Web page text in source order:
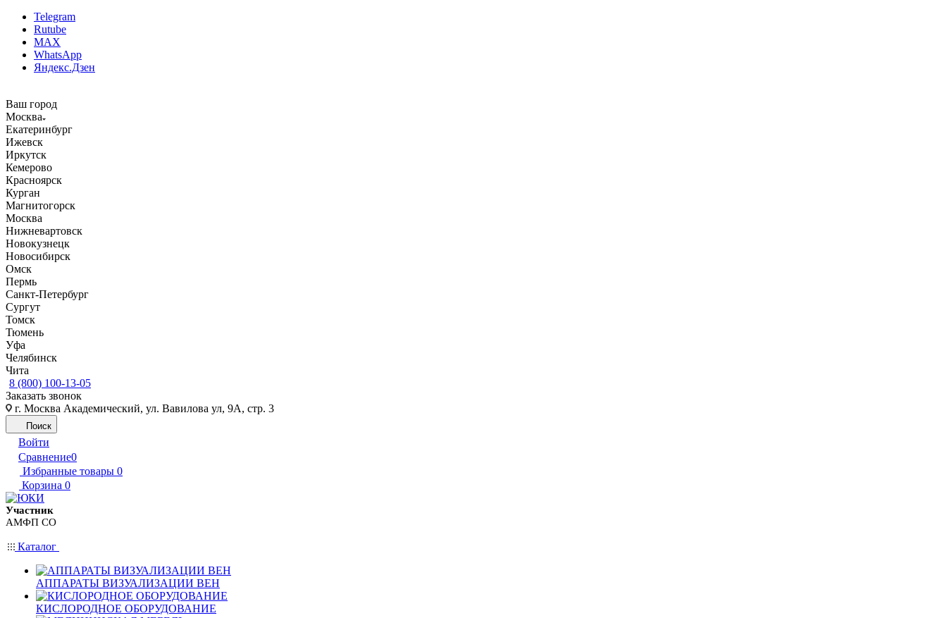
Telegram
Rutube
MAX
WhatsApp
Яндекс.Дзен
Ваш город
Москва
Екатеринбург
Ижевск
Иркутск
Кемерово
Красноярск
Курган
Магнитогорск
Москва
Нижневартовск
Новокузнецк
Новосибирск
Омск
Пермь
Санкт-Петербург
Сургут
Томск
Тюмень
Уфа
Челябинск
Чита
8 (800) 100-13-05
Заказать звонок
г. Москва Академический, ул. Вавилова ул, 9А, стр. 3
Поиск
Войти
Сравнение0
Избранные товары 0
Корзина 0
Участник
АМФП СО
Каталог
АППАРАТЫ ВИЗУАЛИЗАЦИИ ВЕН
КИСЛОРОДНОЕ ОБОРУДОВАНИЕ